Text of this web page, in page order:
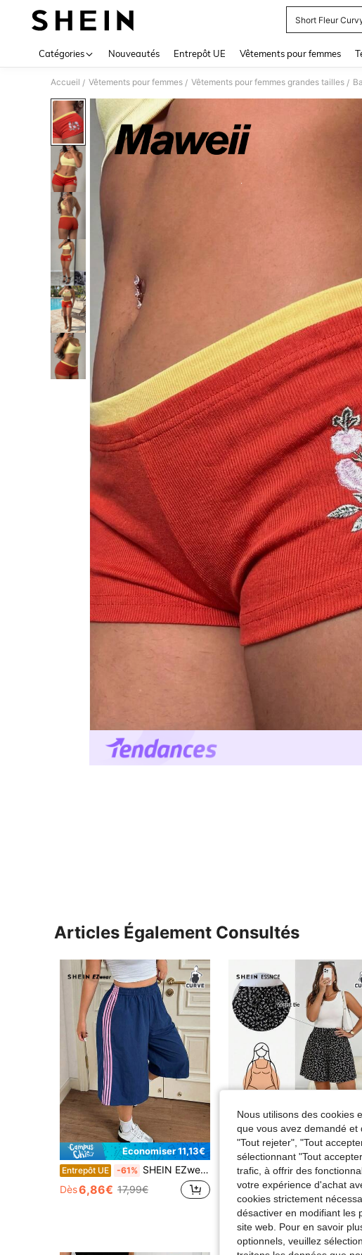
Short Fleur
Catégories Nouveautés Entrepôt UE Vêtements pour femmes
Accueil / Vêtements pour femmes / Vêtements pour femmes grandes tailles /
Articles Également Consultés
Économiser 11,13€
Entrepôt UE -61% SHEIN EZwear Short casual ample bleu marine grande taille
Dès6,86€ 17,99€
5
Économiser
Entrepôt UE SHEIN Essnce Short ample pour femmes grande taille, style décontracté de vacances romantique à fleurs miettes, adapté pour l'été et les
#3 BEST-SELLERS de Multicolore Shorts grande taille
11,38€ 11,49€
Nous utilisons des cookies
que vous avez demandé et
"Tout rejeter", "Tout
sélectionnant "Tout
trafic, à offrir des
votre expérience d'achat
cookies strictement
désactiver en modifiant les
site web. Pour en savoir
optionnels, veuillez